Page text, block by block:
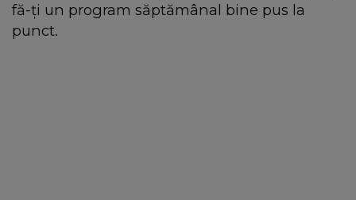
fă-ți un program săptămânal bine pus la
punct.